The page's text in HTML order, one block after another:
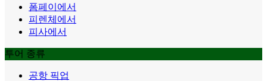
폼페이에서
피렌체에서
피사에서
투어 종류
공항 픽업